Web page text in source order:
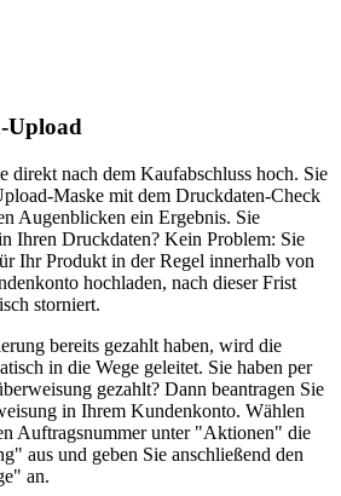
Upload
direkt nach dem Kaufabschluss hoch. Sie
Maske mit dem Druckdaten-Check
Augenblicken ein Ergebnis. Sie
Ihren Druckdaten? Kein Problem: Sie
Ihr Produkt in der Regel innerhalb von
hochladen, nach dieser Frist
storniert.
bereits gezahlt haben, wird die
in die Wege geleitet. Sie haben per
gezahlt? Dann beantragen Sie
in Ihrem Kundenkonto. Wählen
Auftragsnummer unter "Aktionen" die
aus und geben Sie anschließend den
an.